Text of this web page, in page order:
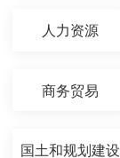
人力资源
商务贸易
国土和规划建设